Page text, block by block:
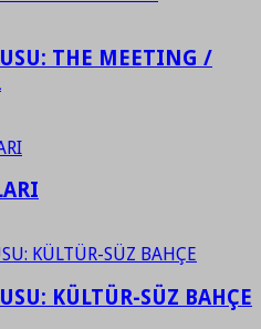
THE MEETING /
KÜLTÜR-SÜZ BAHÇE